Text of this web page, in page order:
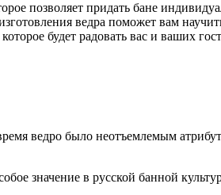
позволяет придать бане
ведра поможет вам
будет радовать вас и ваших
ведро было неотъемлемым
значение в русской банной